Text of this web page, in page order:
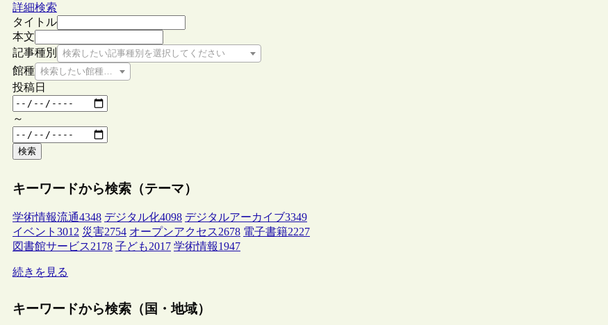
詳細検索
タイトル
本文
記事種別
検索したい記事種別を選択してください
館種 検索したい館種を選択してください
投稿日
～
検索
キーワードから検索（テーマ）
学術情報流通4348 デジタル化4098 デジタルアーカイブ3349
イベント 3012 災害2754 オープンアクセス2678 電子書籍2227
図書館サービス2178 子ども2017 学術情報1947
続きを見る
キーワードから検索（国・地域）